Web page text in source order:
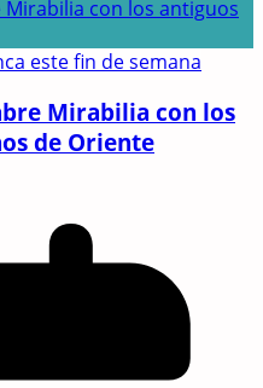
este fin de semana
Mirabilia con los
de Oriente